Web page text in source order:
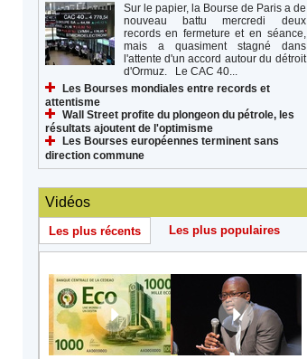
Sur le papier, la Bourse de Paris a de
nouveau battu mercredi deux
records en fermeture et en séance,
mais a quasiment stagné dans
l'attente d'un accord autour du détroit
d'Ormuz. Le CAC 40...
Les Bourses mondiales entre records et
attentisme
Wall Street profite du plongeon du pétrole, les
résultats ajoutent de l'optimisme
Les Bourses européennes terminent sans
direction commune
Vidéos
Les plus récents Les plus populaires